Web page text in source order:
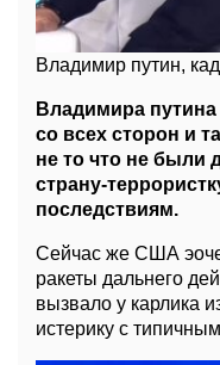
Владимир путин,
Владимира
со всех сторон и
не то что не были
страну-
последствиям.
Сейчас же США
ракеты дальнего
вызвало у карлика
истерику с